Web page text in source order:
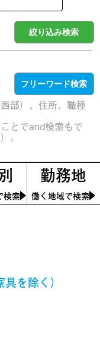
部）、住所、職種
とでand検索もで
。
検索
勤務地
働く地域で検索
を除く）